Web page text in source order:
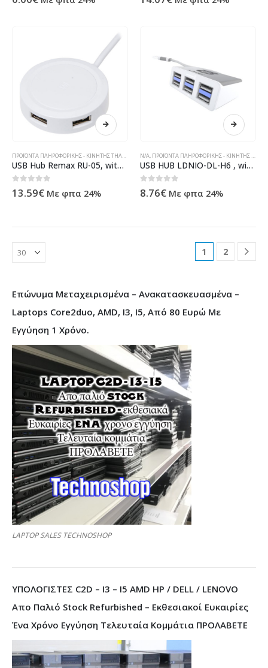
USB Hub Remax RU-05, with 3 port, White – 14324
0 out of 5
13.59€ Με φπα 24%
N/A ΠΡΟΪΌΝΤΑ ΠΛΗΡΟΦΟΡΙΚΉΣ - ΚΙΝΗΤΉΣ ΤΗΛΕΦΩΝΊΑΣ - ΗΛΕΚΤΡΟΝΙΚΆ
USB HUB LDNIO-DL-H6 , with 6 port – 12047
0out of 5
8.76€ Με φπα 24%
1 2
Επώνυμα Μεταχειρισμένα – Ανακατασκευασμένα –
Laptops Core2duo, AMD, I3, I5, Από 80 Ευρώ Με
Εγγύηση 1 Χρόνο.
LAPTOP SALES TECHNOSHOP
ΥΠΟΛΟΓΙΣΤΕΣ C2D – I3 – I5 AMD HP / DELL / LENOVO
Απο Παλιό Stock Refurbished – Εκθεσιακοί Ευκαιρίες
Ένα Χρόνο Εγγύηση Τελευταία Κομμάτια ΠΡΟΛΑΒΕΤΕ